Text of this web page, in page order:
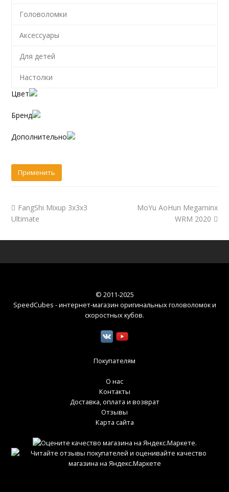
Головоломки
Аксессуары
Для детей
Настолки
Цвет
Бренд
Дополнительно
FangShi Mixup 3x3x3
Ultimate
MoYu AoHun Megaminx
WRM 2020
© 2011-2025
SpeedCubes - интернет-магазин оригинальных головоломок и
скоростных кубов.
Покупателям
О нас
Контакты
Доставка, оплата и возврат
Отзывы
Карта сайта